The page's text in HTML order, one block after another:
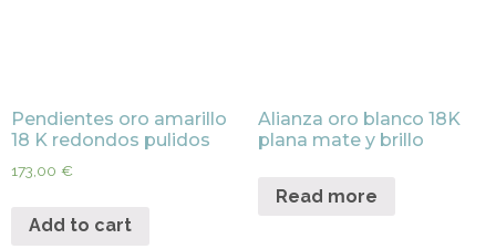
Pendientes oro amarillo
18 K redondos pulidos
173,00 €
Add to cart
Alianza oro blanco 18K
plana mate y brillo
Read more